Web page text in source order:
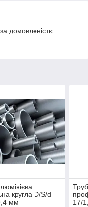
домовленістю
кругла D/S/d
мм
17/